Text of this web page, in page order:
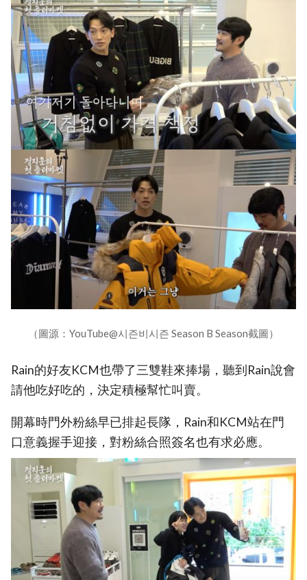
（圖源：YouTube@시즌비시즌 Season B Season截圖）
Rain的好友KCM也帶了三雙鞋來捧場，聽到Rain說會
請他吃好吃的，決定積極幫忙叫賣。
開幕時門外粉絲早已排起長隊，Rain和KCM站在門
口意義握手迎接，對粉絲合照簽名也有求必應。